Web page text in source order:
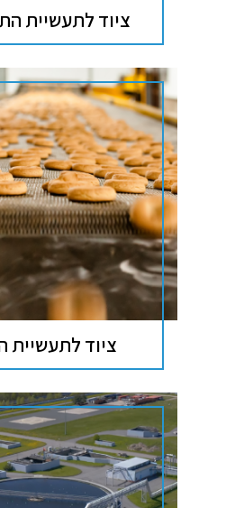
ציוד לתעשיית
ציוד לתעשיית